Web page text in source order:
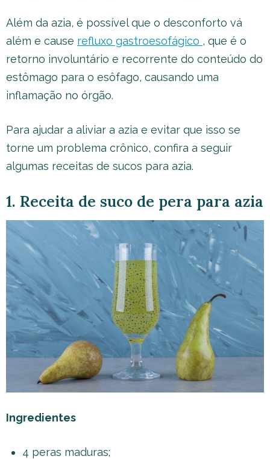
Além da azia, é possível que o desconforto vá
além e cause refluxo gastroesofágico , que é o
retorno involuntário e recorrente do conteúdo do
estômago para o esôfago, causando uma
inflamação no órgão.
Para ajudar a aliviar a azia e evitar que isso se
torne um problema crônico, confira a seguir
algumas receitas de sucos para azia.
1. Receita de suco de pera para azia
Ingredientes
4 peras maduras;